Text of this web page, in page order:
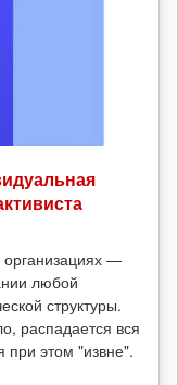
—
любой
структуры.
распадается вся
при этом "извне".